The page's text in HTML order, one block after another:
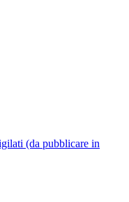
(da pubblicare in